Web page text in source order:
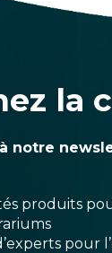
la
notre
produits
pour